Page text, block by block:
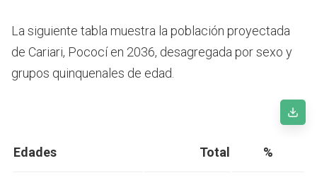
La siguiente tabla muestra la población proyectada
de Cariari, Pococí en 2036, desagregada por sexo y
grupos quinquenales de edad.
Edades Total %